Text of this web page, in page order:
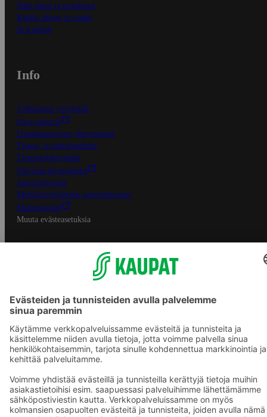
Näin tilaat ja muokkaat
Kaikki ohjeet ja vinkit
In English
Info
S-Business yrityksille
Oiva-raportit
Osuuskauppojen yhteystiedot
Tilaus- ja toimitusehdot
Tietosuojakäytäntö
Palvelun käyttöehdot
Saavutettavuus
Mobiilisovelluksen saavutettavuus
Mainostajalle
Muuta evästeasetuksia
S-ryhmän palvelut
S-ryhmä
Asiakasomistajuus
Yhteishyvä Ruoka -sovellus
S-ostoslista -sovellus
Prisma.fi
Sokos.fi
S-Pankki
Yhteishyvä
Sokos Hotels